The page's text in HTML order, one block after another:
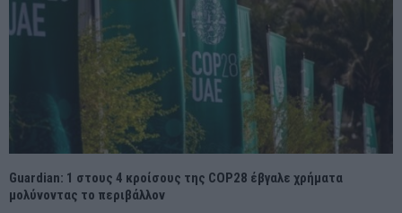
Guardian: 1 στους 4 κροίσους της COP28 έβγαλε χρήματα
μολύνοντας το περιβάλλον